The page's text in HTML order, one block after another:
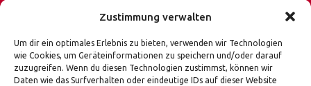
Zustimmung verwalten
Um dir ein optimales Erlebnis zu bieten, verwenden wir Technologien
wie Cookies, um Geräteinformationen zu speichern und/oder darauf
zuzugreifen. Wenn du diesen Technologien zustimmst, können wir
Daten wie das Surfverhalten oder eindeutige IDs auf dieser Website
FLP Microfinishing gehört zu den führenden Herstellern
von Feinschleif-, Läpp- und Poliermaschinen in Europa.
Das breite Anwendungsspektrum umfasst außer der